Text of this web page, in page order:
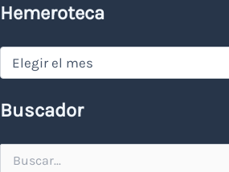
Hemeroteca
Hemeroteca
Buscador
por: